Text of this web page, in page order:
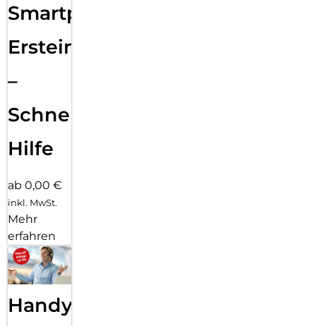
Smartphone
Ersteinrichtung
–
Schnelle
Hilfe
ab 0,00 €
inkl. MwSt.
Mehr
erfahren
Handy